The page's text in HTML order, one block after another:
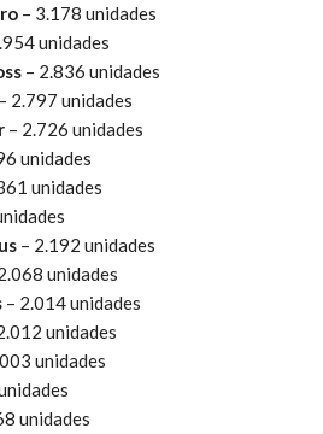
– 3.178 unidades
unidades
– 2.836 unidades
– 2.797 unidades
– 2.726 unidades
unidades
unidades
– 2.192 unidades
unidades
– 2.014 unidades
unidades
unidades
unidades